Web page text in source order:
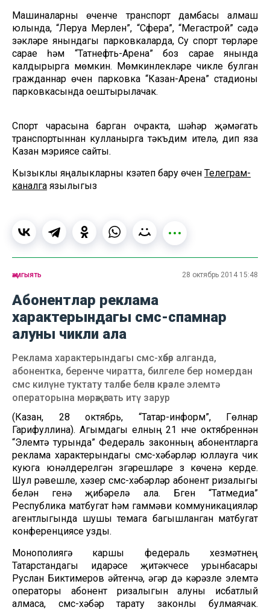
Машиналарны өченче транспорт дамбасы алмаш
юлында, “Леруа Мерлен”, “Сфера”, “Мегастрой” сәүдә
үзәкләре янындагы парковкаларда, Су спорт төрләре
сарае һәм “Татнефть-Арена” боз сарае янында
калдырырга мөмкин. Мөмкинлекләре чикле булган
гражданнар өчен парковка “Казан-Арена” стадионы
парковкасында оештырылачак.
Спорт чарасына барган очракта, шәһәр җәмәгать
транспортыннан кулланырга тәкъдим ителә, дип яза
Казан мэриясе сайты.
Кызыклы яңалыкларны күзәтеп бару өчен Телеграм-
каналга язылыгыз
җәмгыять 28 октябрь 2014 15:48
Абонентлар реклама
характерындагы смс-спамнар
алуны чикли ала
Реклама характерындагы смс-хәбәр алганда,
абонентка, беренче чиратта, билгеле бер номердан
смс килүне туктату таләбе белән кәрәзле элемтә
операторына мөрәҗәгать итү зарур
(Казан, 28 октябрь, “Татар-информ”, Гөлнар
Гарифуллина). Агымдагы елның 21 нче октябреннән
“Элемтә турында” Федераль законның абонентларга
реклама характерындагы смс-хәбәрләр юллауга чик
куюга юнәлдерелгән үзгәрешләре үз көченә керде.
Шул рәвешле, хәзер смс-хәбәрләр абонент ризалыгы
белән генә җибәрелә ала. Бүген “Татмедиа”
Республика матбугат һәм гаммәви коммуникацияләр
агентлыгында шушы темага багышланган матбугат
конференциясе узды.
Монополиягә каршы федераль хезмәтнең
Татарстандагы идарәсе җитәкчесе урынбасары
Руслан Биктимеров әйтүенчә, әгәр дә кәрәзле элемтә
операторы абонент ризалыгын алуны исбатлый
алмаса, смс-хәбәр тарату законлы булмаячак.